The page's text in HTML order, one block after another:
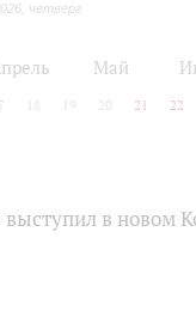
четверг
Май
17 18 19 20 21 22
в новом